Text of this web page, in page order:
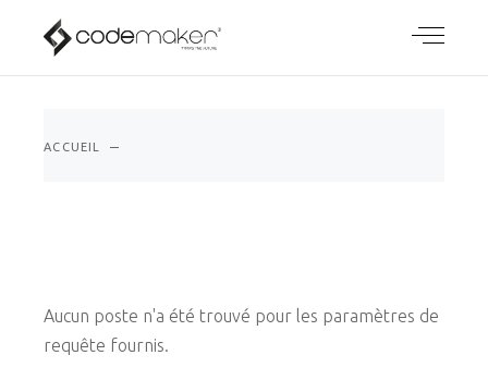
ACCUEIL
Aucun poste n'a été trouvé pour les paramètres de
requête fournis.